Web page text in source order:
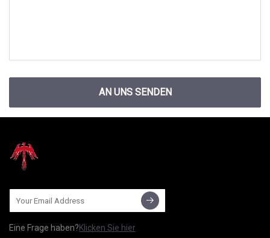
AN UNS SENDEN
Eine Frage haben?Klicken Sie hier